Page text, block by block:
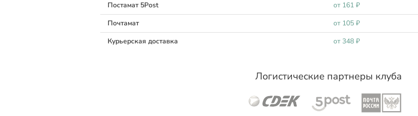
Постамат 5Post oт 161 ₽
Почтамат oт 105 ₽
Курьерская доставка oт 348 ₽
Логистические партнеры клуба